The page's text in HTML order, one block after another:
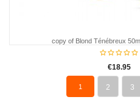
copy of Blond Ténébreux
€18.95
1 2 3